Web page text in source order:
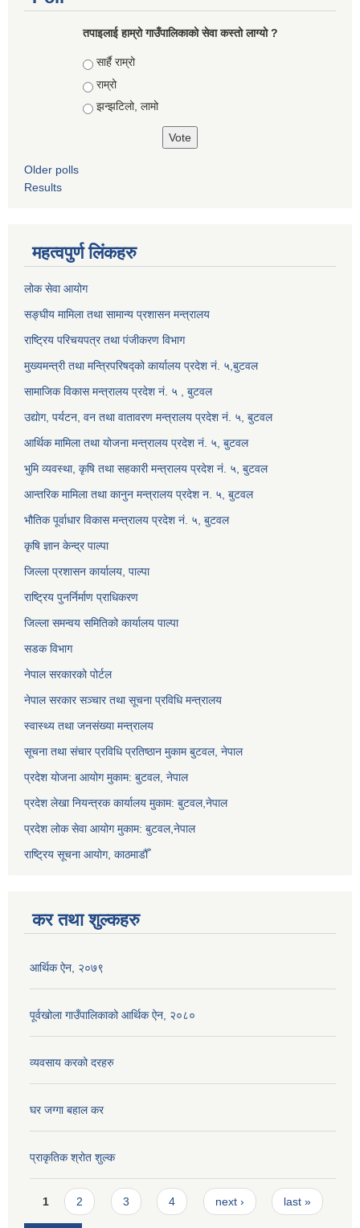
तपाइलाई हाम्रो गाउँपालिकाको सेवा कस्तो लाग्यो ?
Choices
सार्है राम्रो
राम्रो
झन्झटिलो, लामो
Older polls
Results
महत्वपुर्ण लिंकहरु
लोक सेवा आयोग
सङ्घीय मामिला तथा सामान्य प्रशासन मन्त्रालय
राष्ट्रिय परिचयपत्र तथा पंजीकरण विभाग
मुख्यमन्त्री तथा मन्त्रिपरिषद्को कार्यालय प्रदेश नं. ५,बुटवल
सामाजिक विकास मन्त्रालय प्रदेश नं. ५ , बुटवल
उद्याेग, पर्यटन, वन तथा वातावरण मन्त्रालय प्रदेश नं. ५, बुटवल
आर्थिक मामिला तथा योजना मन्त्रालय प्रदेश नं. ५, बुटवल
भुमि व्यवस्था, कृषि तथा सहकारी मन्त्रालय प्रदेश नं. ५, बुटवल
आन्तरिक मामिला तथा कानुन मन्त्रालय प्रदेश न. ५, बुटवल
भौतिक पूर्वाधार विकास मन्त्रालय प्रदेश नं. ५, बुटवल
कृषि ज्ञान केन्द्र पाल्पा
जिल्ला प्रशासन कार्यालय, पाल्पा
राष्ट्रिय पुनर्निर्माण प्राधिकरण
जिल्ला समन्वय समितिको कार्यालय पाल्पा
सडक विभाग
नेपाल सरकारको पोर्टल
नेपाल सरकार सञ्‍चार तथा सूचना प्रविधि मन्त्रालय
स्वास्थ्य तथा जनसंख्या मन्त्रालय
सूचना तथा संचार प्रविधि प्रतिष्ठान मुकाम बुटवल, नेपाल
प्रदेश योजना आयोग मुकाम: बुटवल, नेपाल
प्रदेश लेखा नियन्त्रक कार्यालय मुकाम: बुटवल,नेपाल
प्रदेश लोक सेवा आयोग मुकाम: बुटवल,नेपाल
राष्ट्रिय सूचना आयोग, काठमाडौँ
कर तथा शुल्कहरु
आर्थिक ऐन, २०७९
पूर्वखोला गाउँपालिकाको आर्थिक ऐन, २०८०
व्यवसाय करको दरहरु
घर जग्गा बहाल कर
प्राकृतिक श्रोत शुल्क
Pages
1 2 3 4 next › last »